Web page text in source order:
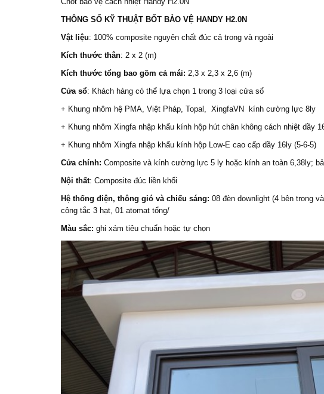
THÔNG SỐ KỸ THUẬT BỐT BẢO VỆ HANDY H2.0N
Vật liệu: 100% composite nguyên chất đúc cả trong và ngoài
Kích thước thân: 2 x 2 (m)
Kích thước tổng bao gồm cả mái: 2,3 x 2,3 x 2,6 (m)
Cửa sổ: Khách hàng có thể lựa chọn 1 trong 3 loại cửa sổ
+ Khung nhôm hệ PMA, Việt Pháp, Topal, XingfaVN kính cường lực 8ly
+ Khung nhôm Xingfa nhập khẩu kính hộp hút chân không cách nhiệt dầy
+ Khung nhôm Xingfa nhập khẩu kính hộp Low-E cao cấp dầy 16ly (5-6-5)
Cửa chính: Composite và kính cường lực 5 ly hoặc kính an toàn 6,38ly;
Nội thất: Composite đúc liền khối
Hệ thống điện, thông gió và chiếu sáng: 08 đèn downlight (4 bên trong
công tắc 3 hạt, 01 atomat tổng/
Màu sắc: ghi xám tiêu chuẩn hoặc tự chọn